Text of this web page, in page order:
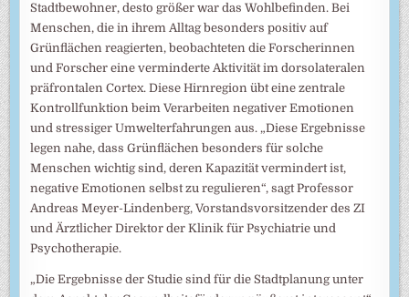
Stadtbewohner, desto größer war das Wohlbefinden. Bei
Menschen, die in ihrem Alltag besonders positiv auf
Grünflächen reagierten, beobachteten die Forscherinnen
und Forscher eine verminderte Aktivität im dorsolateralen
präfrontalen Cortex. Diese Hirnregion übt eine zentrale
Kontrollfunktion beim Verarbeiten negativer Emotionen
und stressiger Umwelterfahrungen aus. „Diese Ergebnisse
legen nahe, dass Grünflächen besonders für solche
Menschen wichtig sind, deren Kapazität vermindert ist,
negative Emotionen selbst zu regulieren“, sagt Professor
Andreas Meyer-Lindenberg, Vorstandsvorsitzender des ZI
und Ärztlicher Direktor der Klinik für Psychiatrie und
Psychotherapie.
„Die Ergebnisse der Studie sind für die Stadtplanung unter